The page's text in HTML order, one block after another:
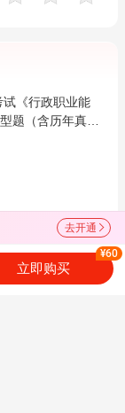
《行政职业能
题（含历年真
去开通
立即购买
¥60